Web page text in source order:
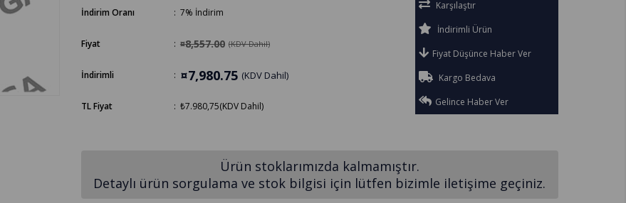
İndirim Oranı : %
7 İndirim
Fiyat : ¤8,557.00 (KDV Dahil)
İndirimli : ¤7,980.75 (KDV Dahil)
TL Fiyat : ₺7.980,75(KDV Dahil)
Karşılaştır
İndirimli Ürün
Fiyat Düşünce Haber Ver
Kargo Bedava
Gelince Haber Ver
Ürün stoklarımızda kalmamıştır.
Detaylı ürün sorgulama ve stok bilgisi için lütfen bizimle iletişime geçiniz.